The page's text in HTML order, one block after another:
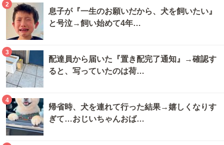
2
息子が『一生のお願いだから、犬を飼いたい』
と号泣→飼い始めて4年…
3
配達員から届いた『置き配完了通知』→確認す
ると、写っていたのは荷…
4
帰省時、犬を連れて行った結果→嬉しくなりす
ぎて…おじいちゃんおば…